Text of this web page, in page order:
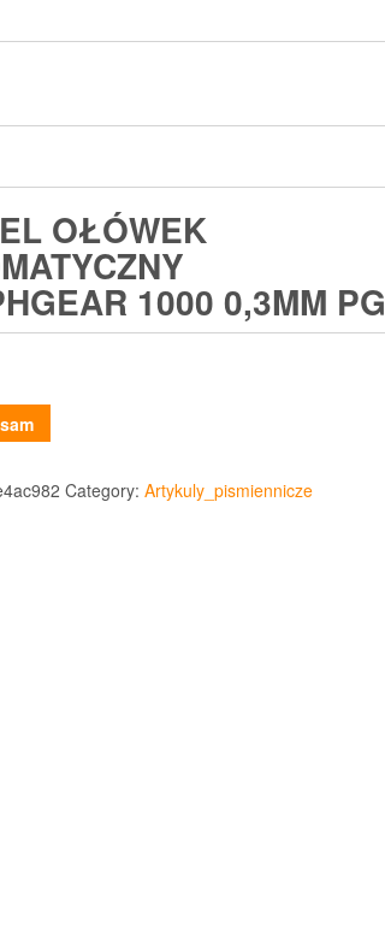
OŁÓWEK
1000 0,3MM PG
Category: Artykuly_pismiennicze